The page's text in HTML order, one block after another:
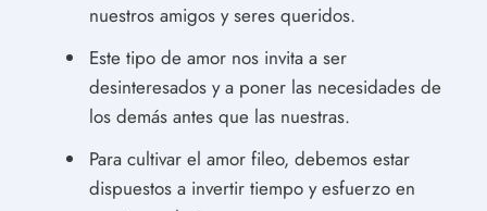
nuestros amigos y seres queridos.
Este tipo de amor nos invita a ser
desinteresados y a poner las necesidades de
los demás antes que las nuestras.
Para cultivar el amor fileo, debemos estar
dispuestos a invertir tiempo y esfuerzo en